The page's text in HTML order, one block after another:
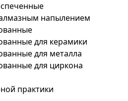
напылением
для керамики
для металла
для циркона
практики